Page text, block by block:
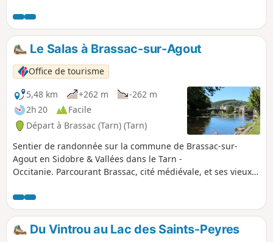
les autres randonnées et villages du
secteur. Lo camin dels tres vilatges del
Beç est un grand et beau parcours,
alternativement champêtre ou forestier,
vous guidera au travers de paysages
variés, le long de frais chemins creux,
de pistes ombragées ou descentes
cachées, près des étonnants rochers du
Sidobre, dans une nature au relief
marqué mais sans grande difficulté.
Vous profiterez de beaux points de vue,
de tranquilles vallons, de la proximité
des eaux de l’Agout, et, toujours, d’un
Le Salas à Brassac-sur-Agout
Office de tourisme
5,48 km
+262 m
-262 m
2h 20
Facile
Départ à Brassac (Tarn) (Tarn)
Sentier de randonnée sur la commune de Brassac-sur-
Agout en Sidobre & Vallées dans le Tarn -
Occitanie. Parcourant Brassac, cité médiévale, et ses vieux
de l'Agout, pour vous emmener rapidement en pleine
nature.
Du Vintrou au Lac des Saints-Peyres